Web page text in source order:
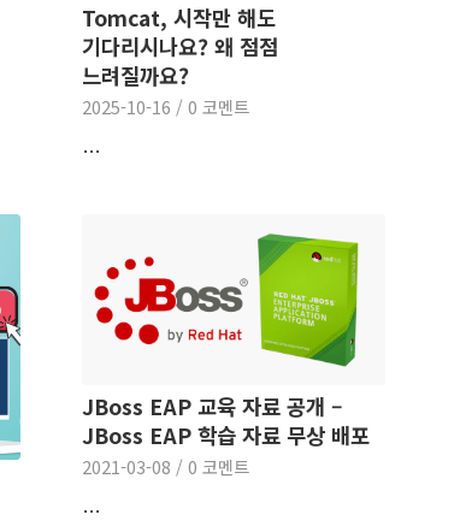
Tomcat, 시작만 해도
기다리시나요? 왜 점점
느려질까요?
2025-10-16 / 0 코멘트
…
JBoss EAP 교육 자료 공개 –
JBoss EAP 학습 자료 무상 배포
2021-03-08 / 0 코멘트
…